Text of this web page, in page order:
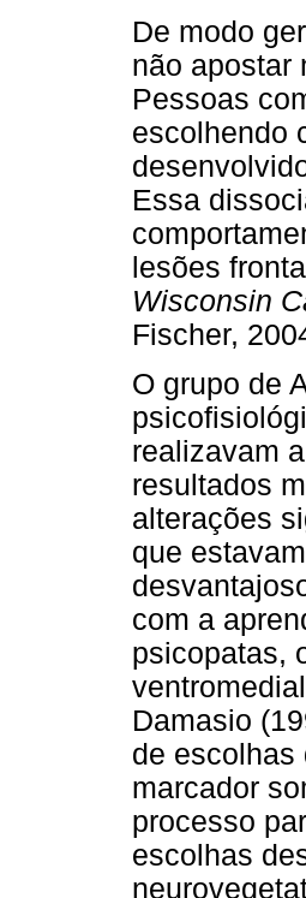
De modo
não apostar
Pessoas
escolhendo
Essa
lesões
Wisconsin
Fischer,
O grupo de
realizavam
resultados
alterações
que
com a
psicopatas,
Damasio
de escolhas
marcador
processo
escolhas